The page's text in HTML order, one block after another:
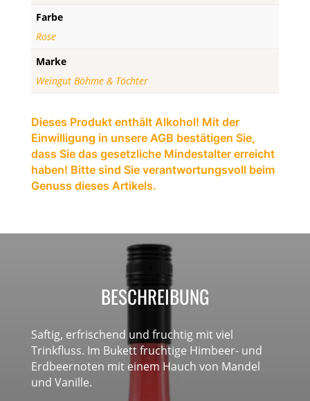
Farbe
Rose
Marke
Weingut Böhme & Töchter
Dieses Produkt enthält Alkohol! Mit der
Einwilligung in unsere AGB bestätigen Sie,
dass Sie das gesetzliche Mindestalter erreicht
haben! Bitte sind Sie verantwortungsvoll beim
Genuss dieses Artikels.
BESCHREIBUNG
Saftig, erfrischend und fruchtig mit viel
Trinkfluss. Im Bukett fruchtige Himbeer- und
Erdbeernoten mit einem Hauch von Mandel
und Vanille.